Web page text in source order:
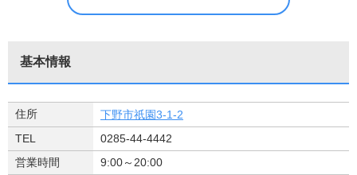
基本情報
住所
下野市祇園3-1-2
TEL
0285-44-4442
営業時間
9:00～20:00